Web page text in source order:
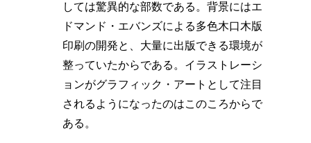
しては驚異的な部数である。背景にはエ
ドマンド・エバンズによる多色木口木版
印刷の開発と、大量に出版できる環境が
整っていたからである。イラストレーシ
ョンがグラフィック・アートとして注目
されるようになったのはこのころからで
ある。